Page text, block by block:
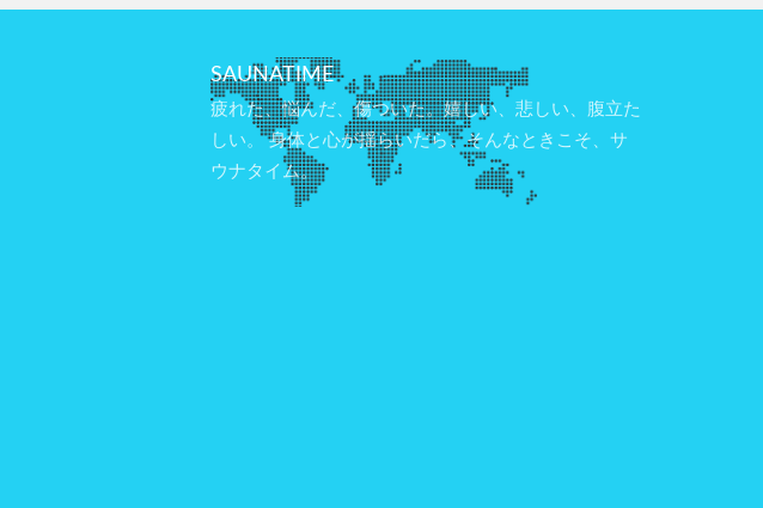
SAUNATIME
疲れた、悩んだ、傷ついた。嬉しい、悲しい、腹立た
しい。 身体と心が揺らいだら、そんなときこそ、サ
ウナタイム。